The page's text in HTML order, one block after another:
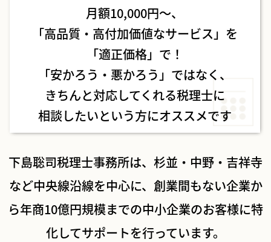
月額10,000円〜、
「高品質・高付加価値なサービス」を
「適正価格」で！
「安かろう・悪かろう」ではなく、
きちんと対応してくれる税理士に
相談したいという方にオススメです
下島聡司税理士事務所は、杉並・中野・吉祥寺
など中央線沿線を中心に、 創業間もない企業か
ら年商10億円規模までの中小企業のお客様に特
化してサポートを行っています。